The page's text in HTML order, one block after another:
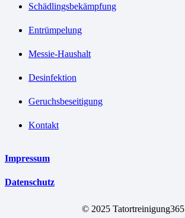
Schädlingsbekämpfung
Entrümpelung
Messie-Haushalt
Desinfektion
Geruchsbeseitigung
Kontakt
Impressum
Datenschutz
© 2025 Tatortreinigung365